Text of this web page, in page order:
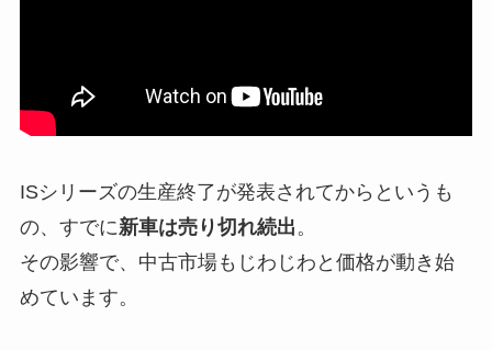
ISシリーズの生産終了が発表されてからというも
の、すでに新車は売り切れ続出。
その影響で、中古市場もじわじわと価格が動き始
めています。